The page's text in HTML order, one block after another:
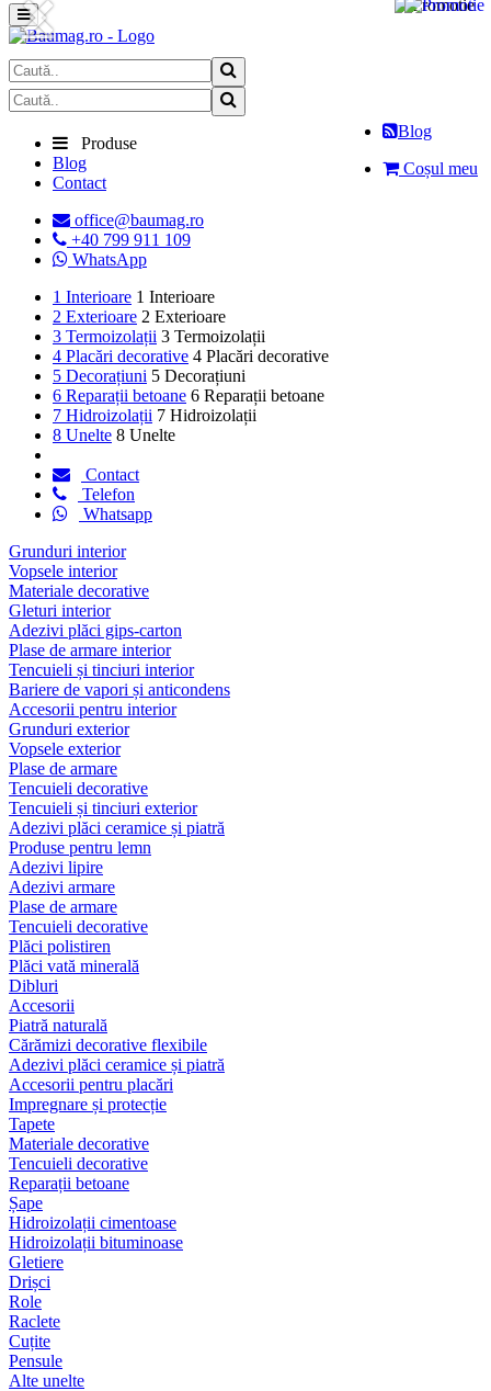
Blog
Coșul meu
Produse
Blog
Contact
 office@baumag.ro
 +40 799 911 109
 WhatsApp
1 Interioare 1 Interioare
2 Exterioare 2 Exterioare
3 Termoizolații 3 Termoizolații
4 Placări decorative 4 Placări decorative
5 Decorațiuni 5 Decorațiuni
6 Reparații betoane 6 Reparații betoane
7 Hidroizolații 7 Hidroizolații
8 Unelte 8 Unelte
 Contact
 Telefon

Whatsapp
Grunduri interior
Vopsele interior
Materiale decorative
Gleturi interior
Adezivi plăci gips-carton
Plase de armare interior
Tencuieli și tinciuri interior
Bariere de vapori și anticondens
Accesorii pentru interior
Grunduri exterior
Vopsele exterior
Plase de armare
Tencuieli decorative
Tencuieli și tinciuri exterior
Adezivi plăci ceramice și piatră
Produse pentru lemn
Adezivi lipire
Adezivi armare
Plase de armare
Tencuieli decorative
Plăci polistiren
Plăci vată minerală
Dibluri
Accesorii
Piatră naturală
Cărămizi decorative flexibile
Adezivi plăci ceramice și piatră
Accesorii pentru placări
Impregnare și protecție
Tapete
Materiale decorative
Tencuieli decorative
Reparații betoane
Șape
Hidroizolații cimentoase
Hidroizolații bituminoase
Gletiere
Drișci
Role
Raclete
Cuțite
Pensule
Alte unelte
Previous
Next